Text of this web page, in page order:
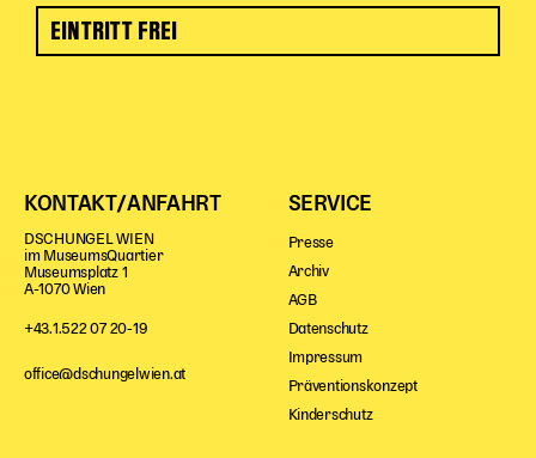
EINTRITT FREI
KONTAKT/ANFAHRT
DSCHUNGEL WIEN
im MuseumsQuartier
Museumsplatz 1
A-1070 Wien
+43.1.522 07 20-19
office@dschungelwien.at
SERVICE
Presse
Archiv
AGB
Datenschutz
Impressum
Präventionskonzept
Kinderschutz